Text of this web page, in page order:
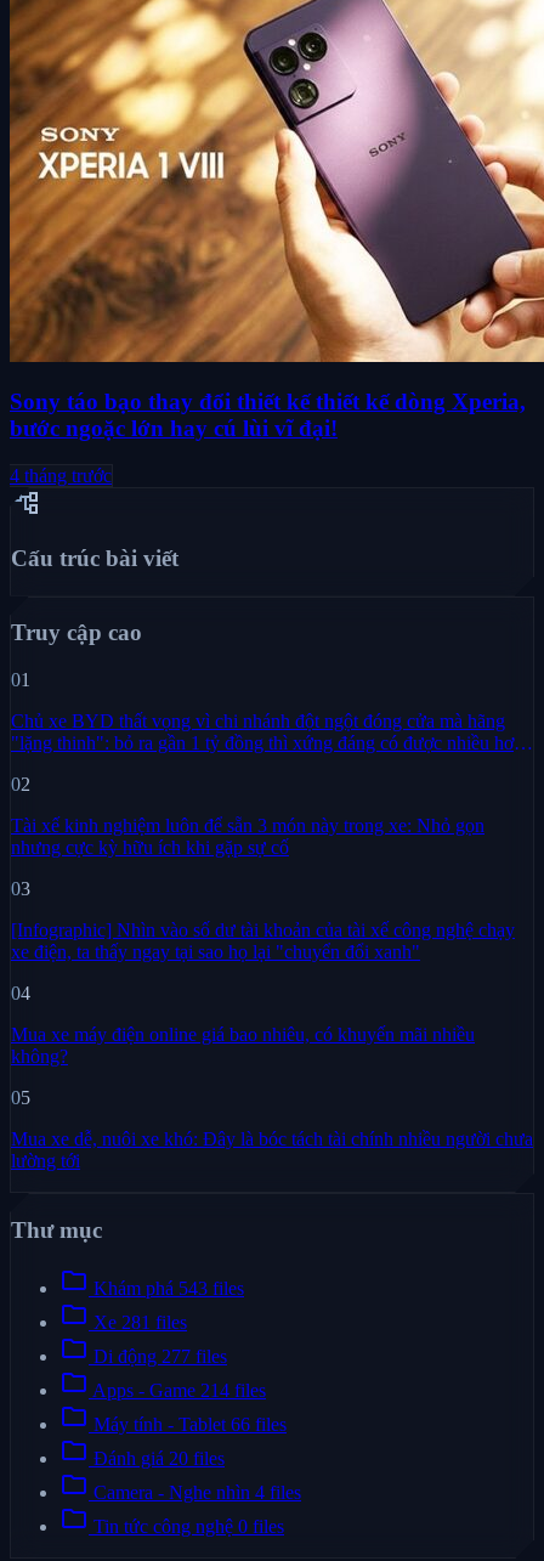
Sony táo bạo thay đổi thiết kế thiết kế dòng Xperia,
bước ngoặc lớn hay cú lùi vĩ đại!
4 tháng trước
account_tree
Cấu trúc bài viết
Truy cập cao
01
Chủ xe BYD thất vọng vì chi nhánh đột ngột đóng cửa mà hãng
"lặng thinh": bỏ ra gần 1 tỷ đồng thì xứng đáng có được nhiều hơn
02
Tài xế kinh nghiệm luôn để sẵn 3 món này trong xe: Nhỏ gọn
nhưng cực kỳ hữu ích khi gặp sự cố
03
[Infographic] Nhìn vào số dư tài khoản của tài xế công nghệ chạy
xe điện, ta thấy ngay tại sao họ lại "chuyển đổi xanh"
04
Mua xe máy điện online giá bao nhiêu, có khuyến mãi nhiều
không?
05
Mua xe dễ, nuôi xe khó: Đây là bóc tách tài chính nhiều người chưa
lường tới
Thư mục
folder Khám phá 543 files
folder Xe 281 files
folder Di động 277 files
folder Apps - Game 214 files
folder Máy tính - Tablet 66 files
folder Đánh giá 20 files
folder Camera - Nghe nhìn 4 files
folder Tin tức công nghệ 0 files